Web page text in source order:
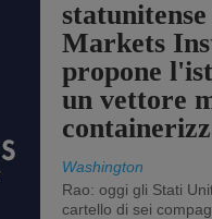
Markets
propone
un vettore
Washington
Rao: oggi gli Stati
cartello di sei